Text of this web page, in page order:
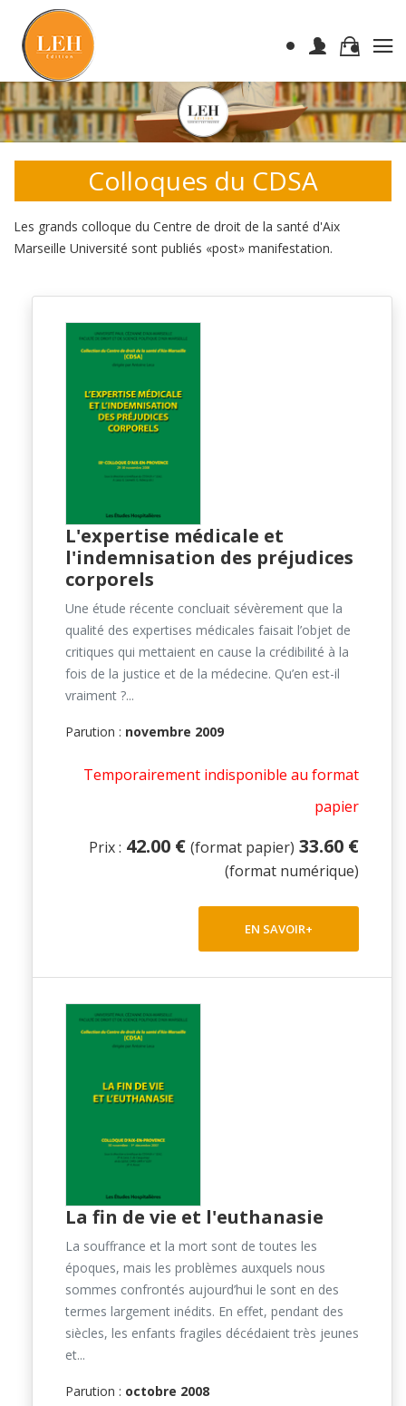
Colloques du CDSA
Les grands colloque du Centre de droit de la santé d'Aix
Marseille Université sont publiés «post» manifestation.
L'expertise médicale et
l'indemnisation des préjudices
corporels
Une étude récente concluait sévèrement que la
qualité des expertises médicales faisait l’objet de
critiques qui mettaient en cause la crédibilité à la
fois de la justice et de la médecine. Qu’en est-il
vraiment ?...
Parution : novembre 2009
Temporairement indisponible au format
papier
Prix : 42.00 € (format papier) 33.60 €
(format numérique)
EN SAVOIR+
La fin de vie et l'euthanasie
La souffrance et la mort sont de toutes les
époques, mais les problèmes auxquels nous
sommes confrontés aujourd’hui le sont en des
termes largement inédits. En effet, pendant des
siècles, les enfants fragiles décédaient très jeunes
et...
Parution : octobre 2008